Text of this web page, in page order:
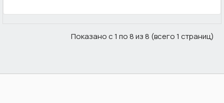
Показано с 1 по 8 из 8 (всего 1 страниц)